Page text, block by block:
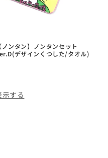
【ノンタン】ノンタンセット
デザインくつした/タオル)
示する